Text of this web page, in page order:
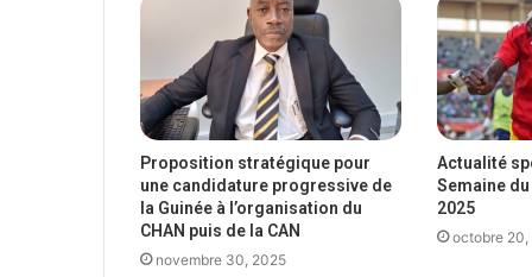
Proposition stratégique pour
une candidature progressive de
la Guinée à l’organisation du
CHAN puis de la CAN
novembre 30, 2025
Actualité
Semaine
2025
octobre 20,